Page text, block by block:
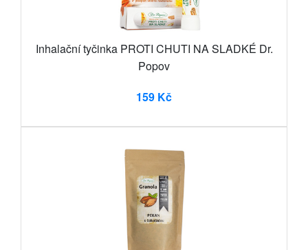
Inhalační tyčinka PROTI CHUTI NA SLADKÉ Dr.
Popov
159 Kč